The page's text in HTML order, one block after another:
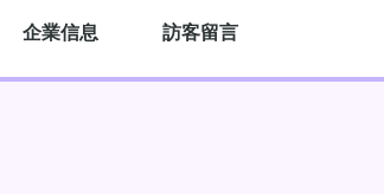
企業信息 訪客留言